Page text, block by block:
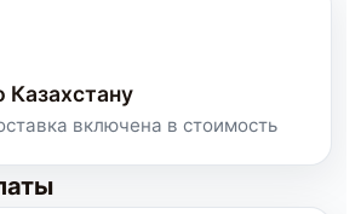
Казахстану
включена в стоимость